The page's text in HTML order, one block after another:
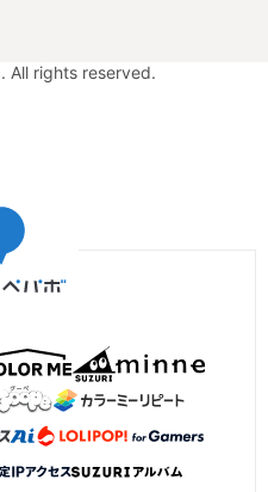
All rights reserved.